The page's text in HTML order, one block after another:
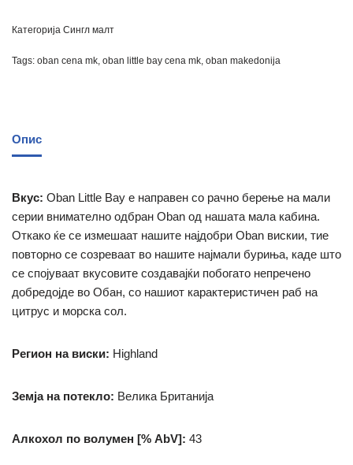
Категорија Сингл малт
Tags: oban cena mk, oban little bay cena mk, oban makedonija
Опис
Вкус: Oban Little Bay е направен со рачно берење на мали
серии внимателно одбран Oban од нашата мала кабина.
Откако ќе се измешаат нашите најдобри Oban вискии, тие
повторно се созреваат во нашите најмали буриња, каде што
се спојуваат вкусовите создавајќи побогато непречено
добредојде во Обан, со нашиот карактеристичен раб на
цитрус и морска сол.
Регион на виски: Highland
Земја на потекло: Велика Британија
Алкохол по волумен [% AbV]: 43